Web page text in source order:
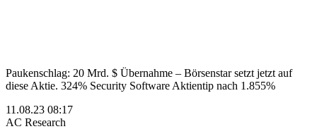
Paukenschlag: 20 Mrd. $ Übernahme – Börsenstar setzt jetzt auf
diese Aktie. 324% Security Software Aktientip nach 1.855%
11.08.23 08:17
AC Research